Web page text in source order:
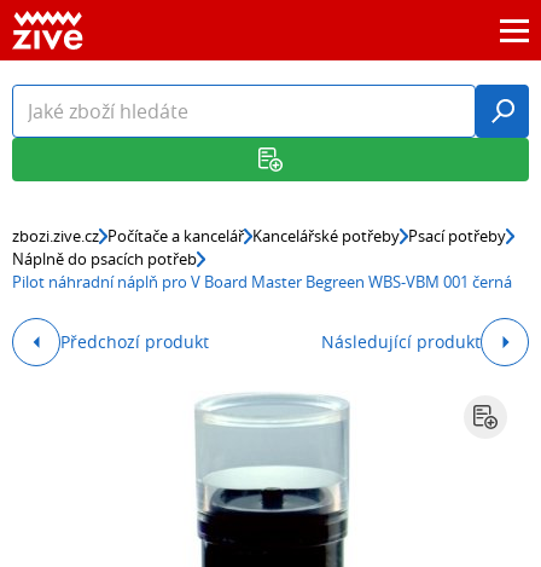
zbozi.zive.cz Počítače a kancelář Kancelářské potřeby Psací potřeby
Náplně do psacích potřeb
Pilot náhradní náplň pro V Board Master Begreen WBS-VBM 001 černá
Předchozí produkt Následující produkt